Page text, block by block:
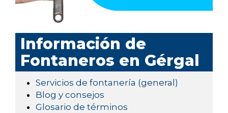
Información de
Fontaneros en Gérgal
Servicios de fontanería (general)
Blog y consejos
Glosario de términos